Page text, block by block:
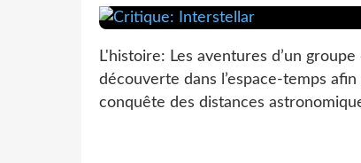
L'histoire: Les aventures d’un
découverte dans l’espace-temps
conquête des distances